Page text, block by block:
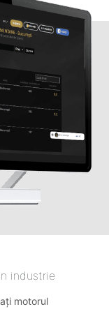
industrie
motorul